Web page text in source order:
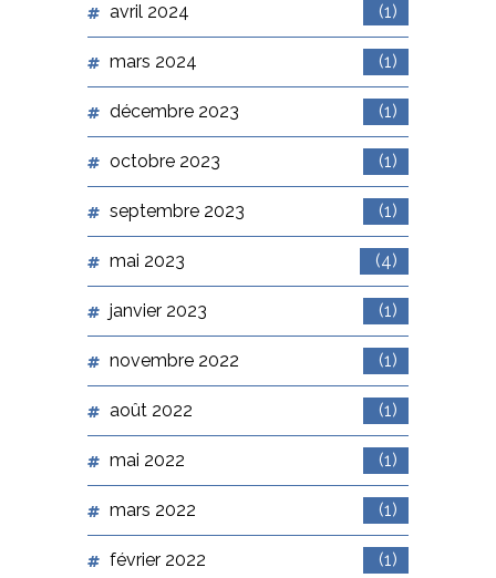
avril 2024 (1)
mars 2024 (1)
décembre 2023 (1)
octobre 2023 (1)
septembre 2023 (1)
mai 2023 (4)
janvier 2023 (1)
novembre 2022 (1)
août 2022 (1)
mai 2022 (1)
mars 2022 (1)
février 2022 (1)